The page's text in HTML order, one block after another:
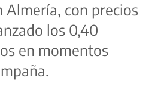
Almería, con precios
los 0,40
en momentos